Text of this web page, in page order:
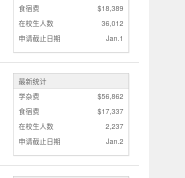
食宿费
$18,389
在校生人数
36,012
申请截止日期
Jan.1
最新统计
学杂费
$56,862
食宿费
$17,337
在校生人数
2,237
申请截止日期
Jan.2